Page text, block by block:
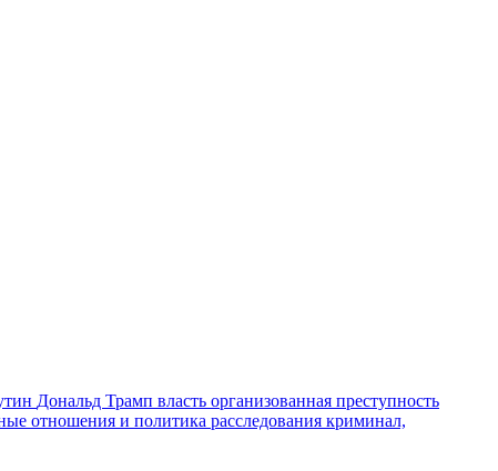
Дональд Трамп власть организованная преступность
отношения и политика расследования криминал,